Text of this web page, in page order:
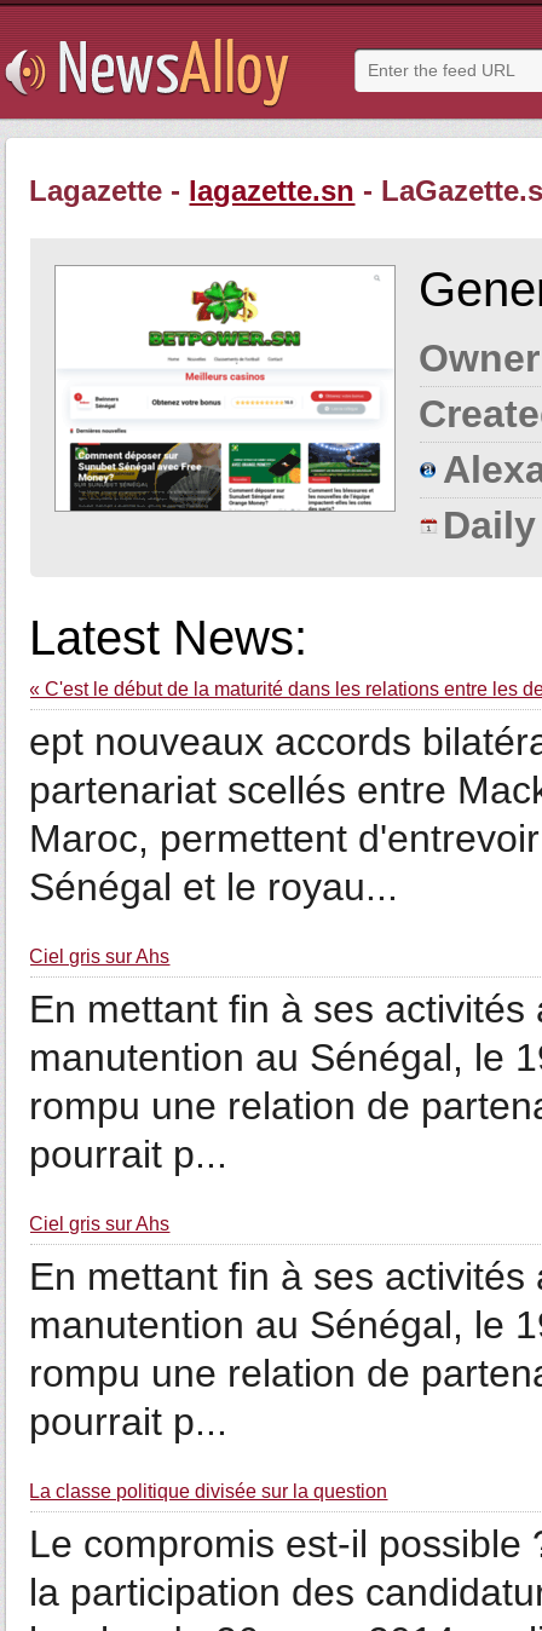
Lagazette - lagazette.sn -
Latest News:
« C'est le début de la maturité dans les relations entre les
ept nouveaux accords
partenariat scellés entre
Maroc, permettent
Sénégal et le royau...
­Ciel gris sur Ahs
En mettant fin à ses
manutention au Sénégal, le
rompu une relation de
pourrait p...
­Ciel gris sur Ahs
En mettant fin à ses
manutention au Sénégal, le
rompu une relation de
pourrait p...
La classe politique divisée sur la question
Le compromis est-il
la participation des